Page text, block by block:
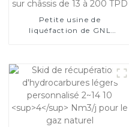
Petite usine de
liquéfaction de GNL